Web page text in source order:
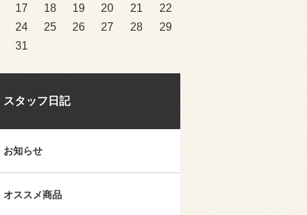
17 18 19 20 21
22
24 25 26 27 28
29
31
スタッフ日記
お知らせ
オススメ商品